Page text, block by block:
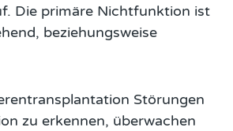
Die primäre Nichtfunktion ist
beziehungsweise
Störungen
zu erkennen, überwachen